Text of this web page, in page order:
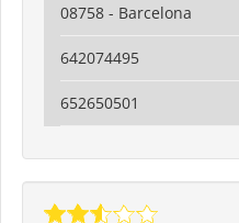
08758 - Barcelona
642074495
652650501